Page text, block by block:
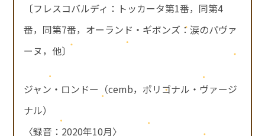
〔フレスコバルディ：トッカータ第1番，同第4
番，同第7番，オーランド・ギボンズ：涙のパヴァ
ーヌ，他〕
ジャン・ロンドー（cemb，ポリゴナル・ヴァージ
ナル）
〈録音：2020年10月〉